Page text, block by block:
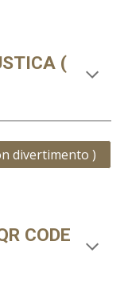
(
divertimento )
CODE